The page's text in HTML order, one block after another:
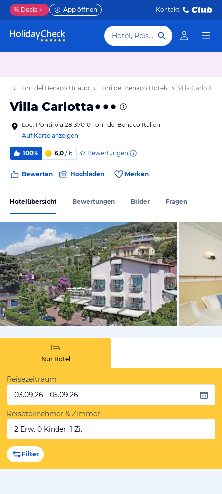
% Deals App öffnen Kontakt
Hotel, Reiseziel
Torri del Benaco Urlaub Torri del Benaco Hotels Villa Carlotta
Villa Carlotta
Loc. Pontirola 28 37010 Torri del Benaco Italien
Auf Karte anzeigen
100% 6,0 / 6 37 Bewertungen
Bewerten Hochladen Merken
Hotelübersicht Bewertungen Bilder Fragen
von
Nur Hotel
Reisezeitraum
03.09.26 - 05.09.26
Reiseteilnehmer & Zimmer
2 Erw, 0 Kinder, 1 Zi.
Filter